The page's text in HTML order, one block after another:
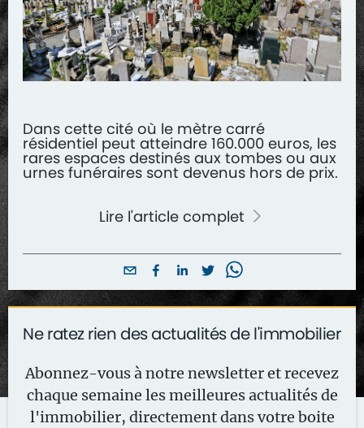
Dans cette cité où le mètre carré
résidentiel peut atteindre 160.000 euros, les
rares espaces destinés aux tombes ou aux
urnes funéraires sont devenus hors de prix.
Lire l'article complet
Ne ratez rien des actualités de l'immobilier
Abonnez-vous à notre newsletter et recevez
chaque semaine les meilleures actualités de
l'immobilier, directement dans votre boite